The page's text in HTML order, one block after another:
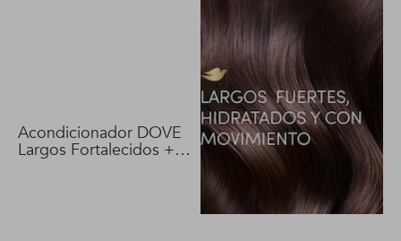
Acondicionador DOVE
Largos Fortalecidos +